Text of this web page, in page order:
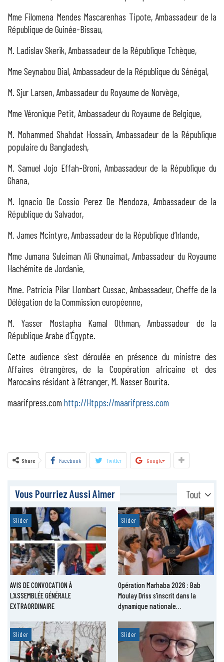
Mme Filomena Mendes Mascarenhas Tipote, Ambassadeur de la
République de Guinée-Bissau,
M. Ladislav Skerik, Ambassadeur de la République Tchèque,
Mme Seynabou Dial, Ambassadeur de la République du Sénégal,
M. Sjur Larsen, Ambassadeur du Royaume de Norvège,
Mme Véronique Petit, Ambassadeur du Royaume de Belgique,
M. Mohammed Shahdat Hossain, Ambassadeur de la République
populaire du Bangladesh,
M. Samuel Jojo Effah-Broni, Ambassadeur de la République du
Ghana,
M. Ignacio De Cossio Perez De Mendoza, Ambassadeur de la
République du Salvador,
M. James Mcintyre, Ambassadeur de la République d’Irlande,
Mme Jumana Suleiman Ali Ghunaimat, Ambassadeur du Royaume
Hachémite de Jordanie,
Mme. Patricia Pilar Llombart Cussac, Ambassadeur, Cheffe de la
Délégation de la Commission européenne,
M. Yasser Mostapha Kamal Othman, Ambassadeur de la
République Arabe d’Égypte.
Cette audience s’est déroulée en présence du ministre des
Affaires étrangères, de la Coopération africaine et des
Marocains résidant à l’étranger, M. Nasser Bourita.
maarifpress.com http://Htpps://maarifpress.com
Share Facebook Twitter Google+
Tout
Vous Pourriez Aussi Aimer
Slider
AVIS DE CONVOCATION À
L’ASSEMBLÉE GÉNÉRALE
EXTRAORDINAIRE
Slider
Opération Marhaba 2026 : Bab
Moulay Driss s’inscrit dans la
dynamique nationale…
Slider Slider